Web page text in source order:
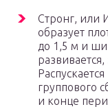
Стронг, или
образует
до 1,5 м и
группового
и конце